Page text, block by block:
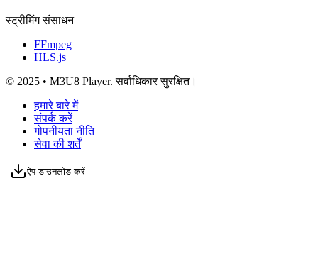
स्ट्रीमिंग संसाधन
FFmpeg
HLS.js
© 2025 • M3U8 Player. सर्वाधिकार सुरक्षित।
हमारे बारे में
संपर्क करें
गोपनीयता नीति
सेवा की शर्तें
ऐप डाउनलोड करें